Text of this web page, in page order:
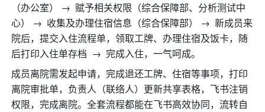
（办公室） →  赋予相关权限（综合保障部、分析测试中
心） →  收集及办理住宿信息（综合保障部） →  新成员来
院后，提交入住流程单，领取工牌、办理住宿及饭卡，随
后打印入住单存档  →  完成入住，一气呵成。
成员离院需发起申请，完成退还工牌、住宿等事项，打印
离院审批单，负责人（联络人）更新共享表格，飞书注销
权限，完成离院。全套流程都能在飞书高效协同，流转自